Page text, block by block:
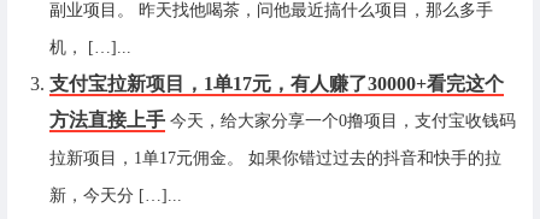
副业项目。 昨天找他喝茶，问他最近搞什么项目，那么多手
机， […]...
支付宝拉新项目，1单17元，有人赚了30000+看完这个
方法直接上手 今天，给大家分享一个0撸项目，支付宝收钱码
拉新项目，1单17元佣金。 如果你错过过去的抖音和快手的拉
新，今天分 […]...